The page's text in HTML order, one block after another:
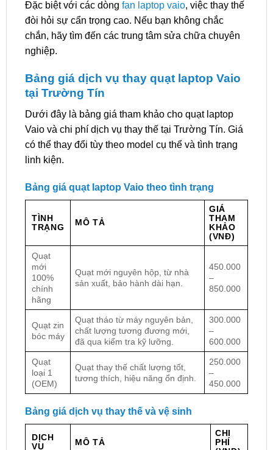
Đặc biệt với các dòng fan laptop vaio, việc thay thế
đòi hỏi sự cẩn trọng cao. Nếu bạn không chắc
chắn, hãy tìm đến các trung tâm sửa chữa chuyên
nghiệp.
Bảng giá dịch vụ thay quạt laptop Vaio
tại Trường Tín
Dưới đây là bảng giá tham khảo cho quạt laptop
Vaio và chi phí dịch vụ thay thế tại Trường Tín. Giá
có thể thay đổi tùy theo model cụ thể và tình trạng
linh kiện.
Bảng giá quạt laptop Vaio theo tình trạng
TÌNH
TRẠNG
MÔ TẢ
GIÁ
THAM
KHẢO
(VNĐ)
Quạt
mới
100%
chính
hãng
Quạt mới nguyên hộp, từ nhà
sản xuất, bảo hành dài hạn.
450.000
–
850.000
Quạt zin
bóc máy
Quạt tháo từ máy nguyên bản,
chất lượng tương đương mới,
đã qua kiểm tra kỹ lưỡng.
300.000
–
600.000
Quạt
loại 1
(OEM)
Quạt thay thế chất lượng tốt,
tương thích, hiệu năng ổn định.
250.000
–
450.000
Bảng giá dịch vụ thay thế và vệ sinh
DỊCH
VỤ
MÔ TẢ
CHI
PHÍ